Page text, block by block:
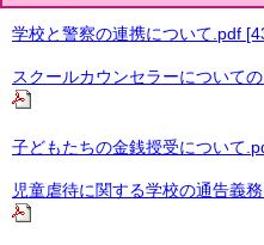
学校と警察の連携について.pdf
スクールカウンセラーについて
子どもたちの金銭授受について
児童虐待に関する学校の通告義